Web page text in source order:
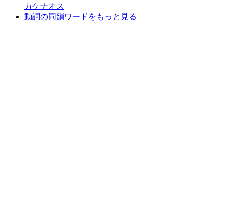
カケナオス
動詞の同韻ワードをもっと見る